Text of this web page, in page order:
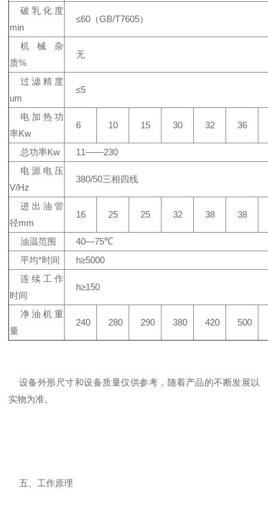
破乳化度
min
≤60（GB/T7605）
机械杂
质%
无
过滤精度
um
≤5
电加热功
率Kw
6 10 15 30 32 36
总功率Kw
11——230
电源电压
V/Hz
380/50三相四线
进出油管
径mm
16 25 25 32 38 38
油温范围
40—75℃
平均*时间
h≥5000
连续工作
时间
h≥150
净油机重
量
240 280 290 380 420 500
设备外形尺寸和设备质量仅供参考，随着产品的不断发展以
实物为准。
五、工作原理